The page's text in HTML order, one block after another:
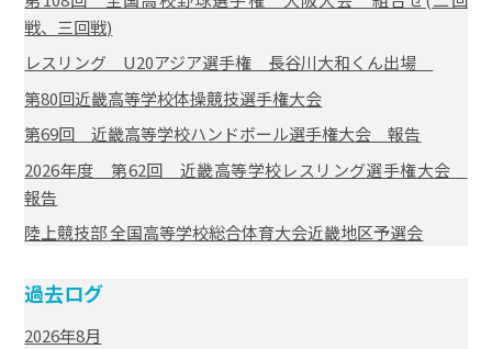
戦、三回戦)
レスリング U20アジア選手権 長谷川大和くん出場
第80回近畿高等学校体操競技選手権大会
第69回 近畿高等学校ハンドボール選手権大会 報告
2026年度 第62回 近畿高等学校レスリング選手権大会
報告
陸上競技部 全国高等学校総合体育大会近畿地区予選会
過去ログ
2026年8月